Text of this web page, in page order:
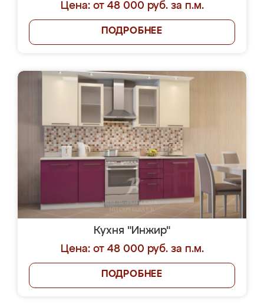
Цена: от 48 000 руб. за п.м.
ПОДРОБНЕЕ
Кухня "Инжир"
Цена: от 48 000 руб. за п.м.
ПОДРОБНЕЕ